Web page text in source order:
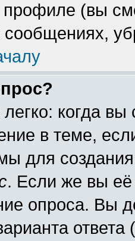
(вы
когда
в теме,
для
. Если же вы её
опроса. Вы
ответа